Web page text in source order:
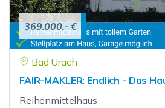
369.000,- €
Bad Urach
FAIR-MAKLER: Endlich - Das
Reihenmittelhaus